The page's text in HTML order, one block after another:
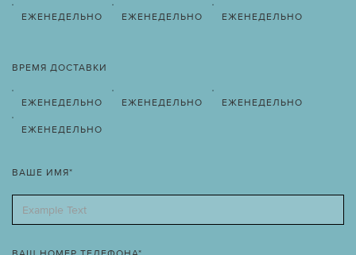
ЕЖЕНЕДЕЛЬНО ЕЖЕНЕДЕЛЬНО ЕЖЕНЕДЕЛЬНО
ВРЕМЯ ДОСТАВКИ
ЕЖЕНЕДЕЛЬНО ЕЖЕНЕДЕЛЬНО ЕЖЕНЕДЕЛЬНО
ЕЖЕНЕДЕЛЬНО
ВАШЕ ИМЯ*